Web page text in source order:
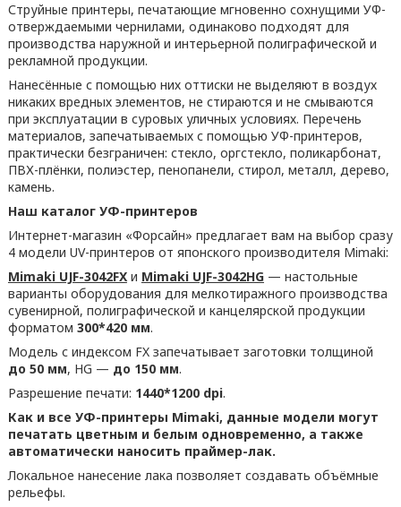
Струйные принтеры, печатающие мгновенно сохнущими УФ-
отверждаемыми чернилами, одинаково подходят для
производства наружной и интерьерной полиграфической и
рекламной продукции.
Нанесённые с помощью них оттиски не выделяют в воздух
никаких вредных элементов, не стираются и не смываются
при эксплуатации в суровых уличных условиях. Перечень
материалов, запечатываемых с помощью УФ-принтеров,
практически безграничен: стекло, оргстекло, поликарбонат,
ПВХ-плёнки, полиэстер, пенопанели, стирол, металл, дерево,
камень.
Наш каталог УФ-принтеров
Интернет-магазин «Форсайн» предлагает вам на выбор сразу
4 модели UV-принтеров от японского производителя Mimaki:
Mimaki UJF-3042FXи Mimaki UJF-3042HG— настольные
варианты оборудования для мелкотиражного производства
сувенирной, полиграфической и канцелярской продукции
форматом 300*420 мм.
Модель с индексом FX запечатывает заготовки толщиной
до 50 мм, HG — до 150 мм.
Разрешение печати: 1440*1200 dpi.
Как и все УФ-принтеры Mimaki, данные модели могут
печатать цветным и белым одновременно, а также
автоматически наносить праймер-лак.
Локальное нанесение лака позволяет создавать объёмные
рельефы.